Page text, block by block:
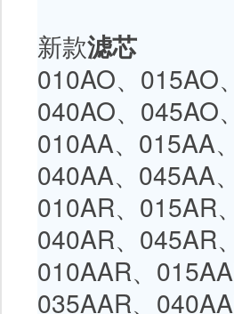
新款滤芯
010AO、 015AO、
040AO、 045AO、
010AA、 015AA、
040AA、 045AA、
010AR、 015AR、
040AR、 045AR、
010AAR、
035AAR、